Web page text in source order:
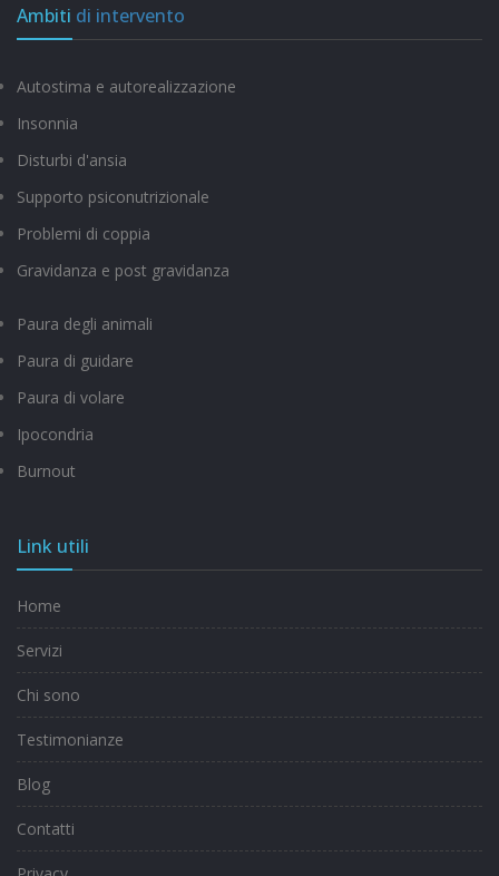
Ambiti di intervento
Autostima e autorealizzazione
Insonnia
Disturbi d'ansia
Supporto psiconutrizionale
Problemi di coppia
Gravidanza e post gravidanza
Paura degli animali
Paura di guidare
Paura di volare
Ipocondria
Burnout
Link utili
Home
Servizi
Chi sono
Testimonianze
Blog
Contatti